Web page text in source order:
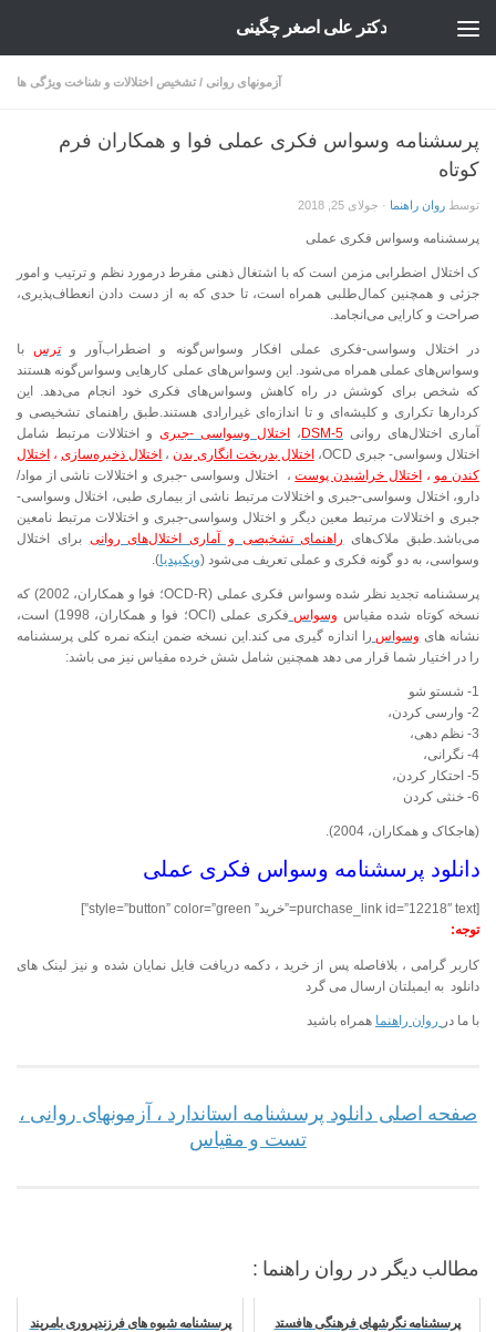
دکتر علی اصغر چگینی
آزمونهای روانی / تشخیص اختلالات و شناخت ویژگی ها
پرسشنامه وسواس فکری عملی فوا و همکاران فرم
کوتاه
توسط روان راهنما · جولای 25, 2018
پرسشنامه وسواس فکری عملی
ک اختلال اضطرابی مزمن است که با اشتغال ذهنی مفرط درمورد نظم و ترتیب و امور
جزئی و همچنین کمال‌طلبی همراه است، تا حدی که به از دست دادن انعطاف‌پذیری،
صراحت و کارایی می‌انجامد.
در اختلال وسواسی-فکری عملی افکار وسواس‌گونه و اضطراب‌آور و ترس با
وسواس‌های عملی همراه می‌شود. این وسواس‌های عملی کارهایی وسواس‌گونه هستند
که شخص برای کوشش در راه کاهش وسواس‌های فکری خود انجام می‌دهد. این
کردارها تکراری و کلیشه‌ای و تا اندازه‌ای غیرارادی هستند.طبق راهنمای تشخیصی و
آماری اختلال‌های روانی 5-DSM ، اختلال وسواسی -جبری و اختلالات مرتبط شامل
اختلال وسواسی- جبری OCD،
اختلال بدریخت انگاری بدن ، اختلال ذخیره‌سازی، اختلال
کندن مو ،اختلال خراشیدن پوست ، اختلال وسواسی -جبری و اختلالات ناشی از مواد/
دارو، اختلال وسواسی-جبری و اختلالات مرتبط ناشی از بیماری طبی، اختلال وسواسی-
جبری و اختلالات مرتبط معین دیگر و اختلال وسواسی-جبری و اختلالات مرتبط نامعین
می‌باشد.طبق ملاک‌های
راهنمای تشخیصی و آماری اختلال‌های روانی برای اختلال
وسواسی، به دو گونه فکری و عملی تعریف می‌شود (ویکیپدیا).
پرسشنامه تجدید نظر شده وسواس فکری عملی (OCD-R؛ فوا و همکاران، 2002) که
نسخه کوتاه شده مقیاس وسواس
فکری عملی (OCI؛ فوا و همکاران، 1998) است،
نشانه های وسواس را اندازه گیری می کند.این نسخه ضمن اینکه نمره کلی پرسشنامه
را در اختیار شما قرار می دهد همچنین شامل شش خرده مقیاس نیز می باشد:
1- شستو شو
2- وارسی کردن،
3- نظم دهی،
4- نگرانی،
5- احتکار کردن،
6- خنثی کردن
(هاجکاک و همکاران، 2004).
دانلود پرسشنامه وسواس فکری عملی
[purchase_link id=”12218″ text=”خرید” style=”button” color=”green”]
توجه:
کاربر گرامی ، بلافاصله پس از خرید ، دکمه دریافت فایل نمایان شده و نیز لینک های
دانلود به ایمیلتان ارسال می گرد
با ما در روان راهنما همراه باشید
صفحه اصلی دانلود پرسشنامه استاندارد ، آزمونهای روانی ،
تست و مقیاس
مطالب دیگر در روان راهنما :
پرسشنامه نگرشهای فرهنگی هافستد پرسشنامه شیوه های فرزندپروری بامریند